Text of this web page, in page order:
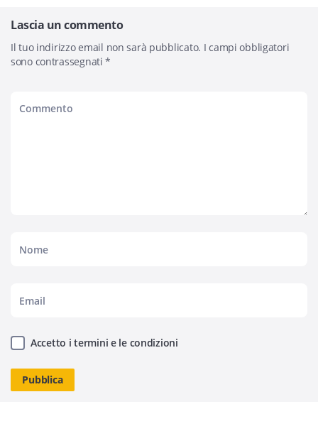
Lascia un commento
Il tuo indirizzo email non sarà pubblicato. I campi obbligatori
sono contrassegnati*
Accetto i termini e le condizioni